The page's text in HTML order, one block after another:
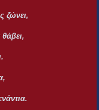
ζώνει,